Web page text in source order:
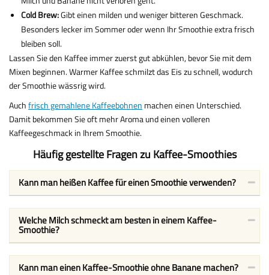
Cold Brew:Gibt einen milden und weniger bitteren Geschmack.
Besonders lecker im Sommer oder wenn Ihr Smoothie extra frisch
bleiben soll.
Lassen Sie den Kaffee immer zuerst gut abkühlen, bevor Sie mit dem
Mixen beginnen. Warmer Kaffee schmilzt das Eis zu schnell, wodurch
der Smoothie wässrig wird.
Auchfrisch gemahlene Kaffeebohnen machen einen Unterschied.
Damit bekommen Sie oft mehr Aroma und einen volleren
Kaffeegeschmack in Ihrem Smoothie.
Häufig gestellte Fragen zu Kaffee-Smoothies
Kann man heißen Kaffee für einen Smoothie verwenden?
Welche Milch schmeckt am besten in einem Kaffee-
Smoothie?
Kann man einen Kaffee-Smoothie ohne Banane machen?